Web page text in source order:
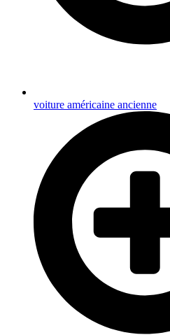
voiture américaine ancienne